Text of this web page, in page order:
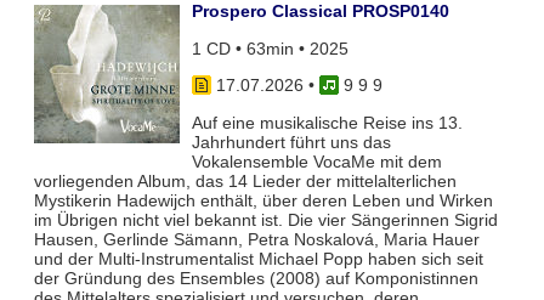
Prospero Classical PROSP0140
1 CD • 63min • 2025
17.07.2026 •
9 9 9
Auf eine musikalische Reise ins 13.
Jahrhundert führt uns das
Vokalensemble VocaMe mit dem
vorliegenden Album, das 14 Lieder der mittelalterlichen
Mystikerin Hadewijch enthält, über deren Leben und Wirken
im Übrigen nicht viel bekannt ist. Die vier Sängerinnen Sigrid
Hausen, Gerlinde Sämann, Petra Noskalová, Maria Hauer
und der Multi-Instrumentalist Michael Popp haben sich seit
der Gründung des Ensembles (2008) auf Komponistinnen